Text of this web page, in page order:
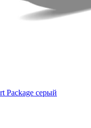
Package серый